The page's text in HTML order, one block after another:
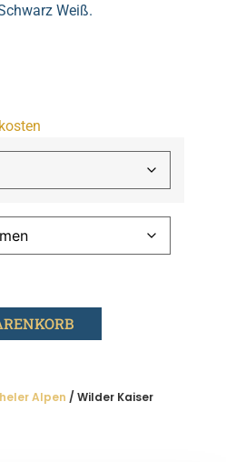
Weiß.
Alpen / Wilder Kaiser